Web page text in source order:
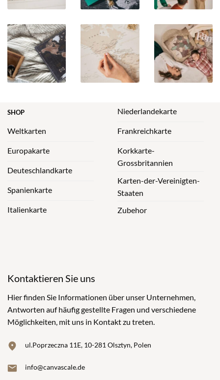
SHOP
Weltkarten
Europakarte
Deuteschlandkarte
Spanienkarte
Italienkarte
Niederlandekarte
Frankreichkarte
Korkkarte-
Grossbritannien
Karten-der-Vereinigten-
Staaten
Zubehor
Kontaktieren Sie uns
Hier finden Sie Informationen über unser Unternehmen,
Antworten auf häufig gestellte Fragen und verschiedene
Möglichkeiten, mit uns in Kontakt zu treten.
ul.Poprzeczna 11E, 10-281 Olsztyn, Polen
info@canvascale.de